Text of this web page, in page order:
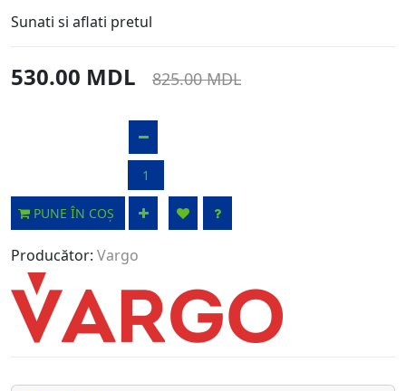
Sunati si aflati pretul
530.00 MDL 825.00 MDL
PUNE ÎN COȘ
Producător: Vargo